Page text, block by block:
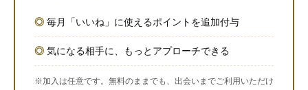
毎月「いいね」に使えるポイントを追加付与
気になる相手に、もっとアプローチできる
※加入は任意です。無料のままでも、出会いまでご利用いただけ